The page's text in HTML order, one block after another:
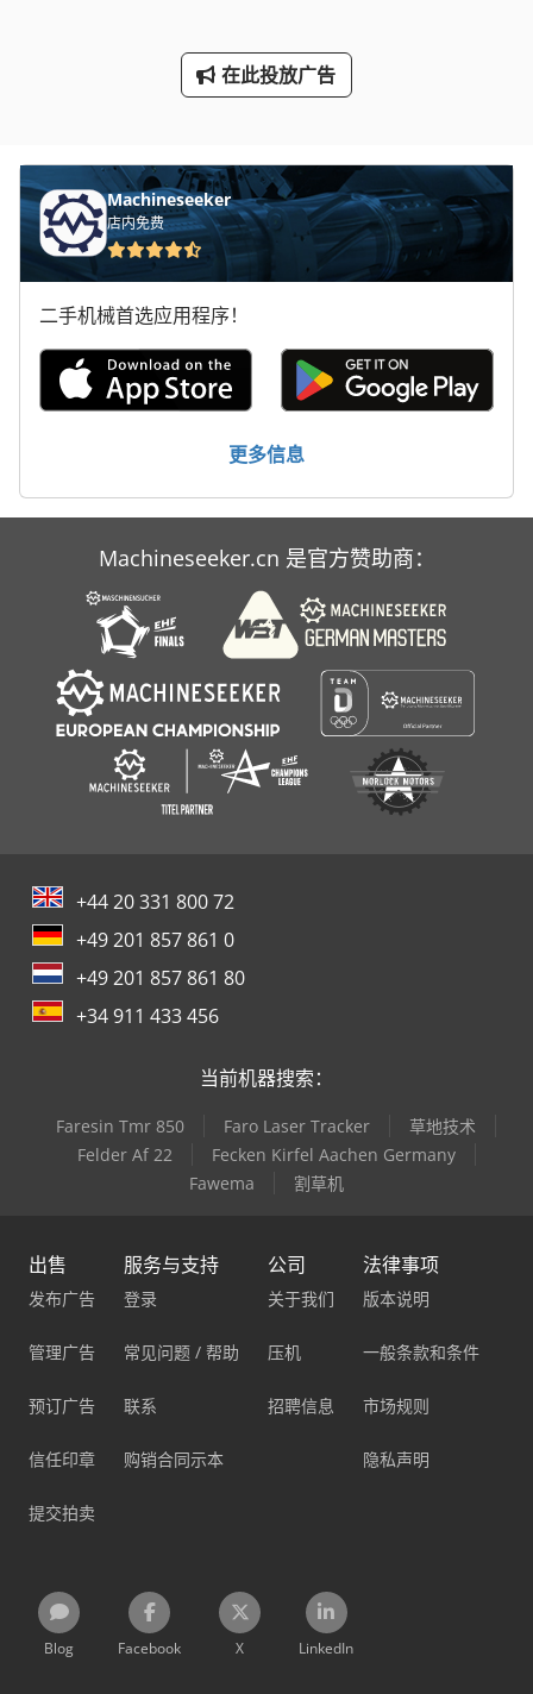
在此投放广告
Machineseeker
店内免费
二手机械首选应用程序！
更多信息
Machineseeker.cn 是官方赞助商：
+44 20 331 800 72
+49 201 857 861 0
+49 201 857 861 80
+34 911 433 456
当前机器搜索：
Faresin Tmr 850 Faro Laser Tracker
草地技术
Felder Af 22
Fecken Kirfel Aachen Germany
Fawema
割草机
出售
发布广告
管理广告
预订广告
信任印章
提交拍卖
服务与支持
登录
常见问题 / 帮助
联系
购销合同示本
公司
关于我们
压机
招聘信息
法律事项
版本说明
一般条款和条件
市场规则
隐私声明
Blog Facebook X LinkedIn